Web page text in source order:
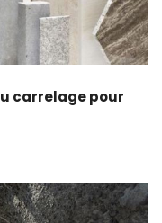
carrelage pour